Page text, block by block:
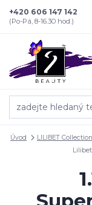
+420 606 147 142
(Po-Pá, 8-16.30 hod.)
Úvod LILIBET